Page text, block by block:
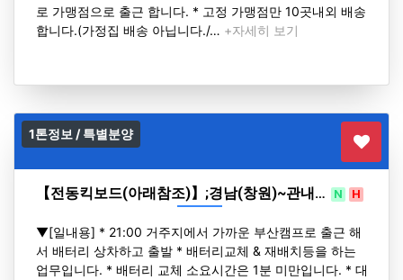
로 가맹점으로 출근 합니다. * 고정 가맹점만 10곳내외 배송
합니다.(가정집 배송 아닙니다./… +자세히 보기
1톤정보 / 특별분양
【전동킥보드(아래참조)】;경남(창원)~관내… N H
▼[일내용] * 21:00 거주지에서 가까운 부산캠프로 출근 해
서 배터리 상차하고 출발 * 배터리교체 & 재배치등을 하는
업무입니다. * 배터리 교체 소요시간은 1분 미만입니다. * 대